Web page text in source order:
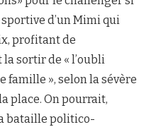
d’un Mimi qui
profitant de
sortir de « l’oubli
famille », selon la sévère
place. On pourrait,
bataille politico-